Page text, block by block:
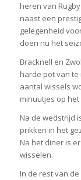
heren van
naast een
gelegenheid
doen nu het
Bracknell en
harde pot van
aantal wissels
minuutjes op
Na de wedstrijd
prikken in het
Na het diner is
wisselen.
In de rest van